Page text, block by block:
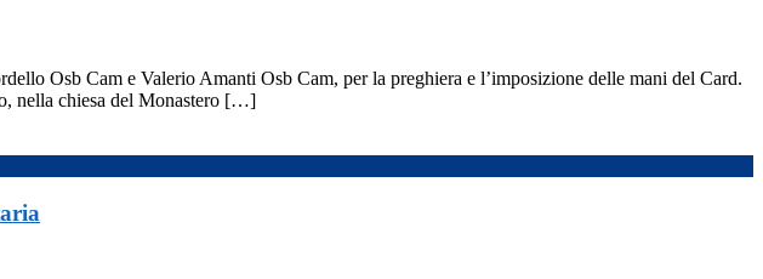
Osb Cam e Valerio Amanti Osb Cam, per la preghiera e l’imposizione delle mani del Card.
nella chiesa del Monastero […]